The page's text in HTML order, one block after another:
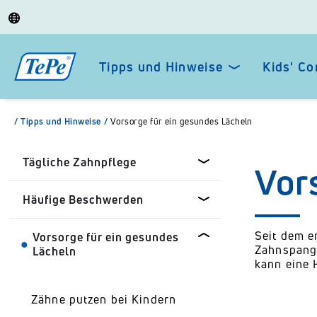
Tipps und Hinweise Kids'
/ Tipps und Hinweise / Vorsorge für ein gesundes Lächeln
Tägliche Zahnpflege
Zahnzwischenräume reinigen
Anwendung von
Richtig Zähneputzen
Häufige Beschwerden
Mundgeruch (Halitosis)
Zahnhälse
Vorsorge für ein gesundes
Lächeln
Zähne putzen bei Kindern
Seit dem
kann eine